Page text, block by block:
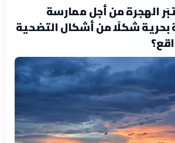
الهجرة من أجل ممارسة
بحرية شكلًا من أشكال التضحية